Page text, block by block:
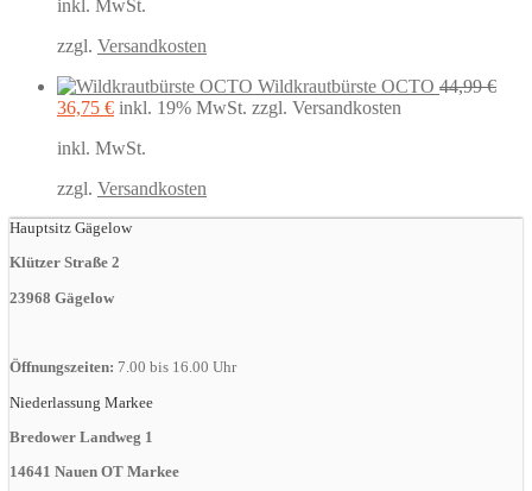
inkl. MwSt.
zzgl. Versandkosten
Wildkrautbürste OCTO 44,99€
Ursprünglicher
war:
36,75 €Aktueller
ist:
inkl. 19% MwSt. zzgl. Versandkosten
inkl. MwSt.
zzgl. Versandkosten
Hauptsitz Gägelow
Klützer Straße 2
23968 Gägelow
Öffnungszeiten: 7.00 bis 16.00 Uhr
Niederlassung Markee
Bredower Landweg 1
14641 Nauen OT Markee